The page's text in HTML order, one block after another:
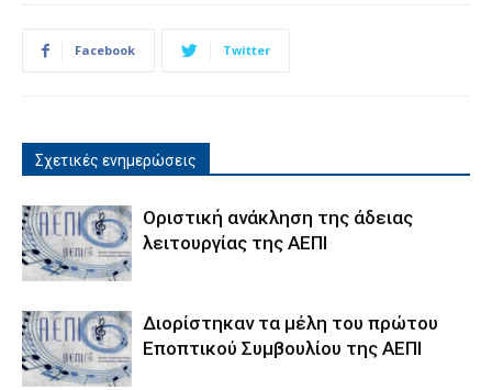
Facebook Twitter
Σχετικές ενημερώσεις
Οριστική ανάκληση της άδειας
λειτουργίας της ΑΕΠΙ
Διορίστηκαν τα μέλη του πρώτου
Εποπτικού Συμβουλίου της ΑΕΠΙ